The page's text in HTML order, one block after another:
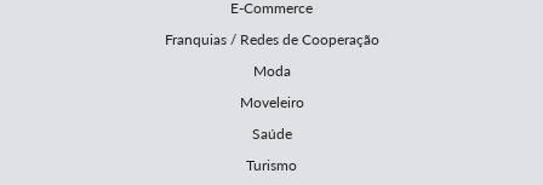
E-Commerce
Franquias / Redes de Cooperação
Moda
Moveleiro
Saúde
Turismo